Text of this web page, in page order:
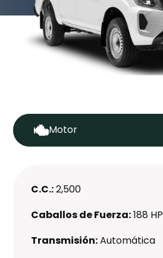
Motor
C.C.:2,500
Caballos de Fuerza:188 HP
Transmisión:Automática